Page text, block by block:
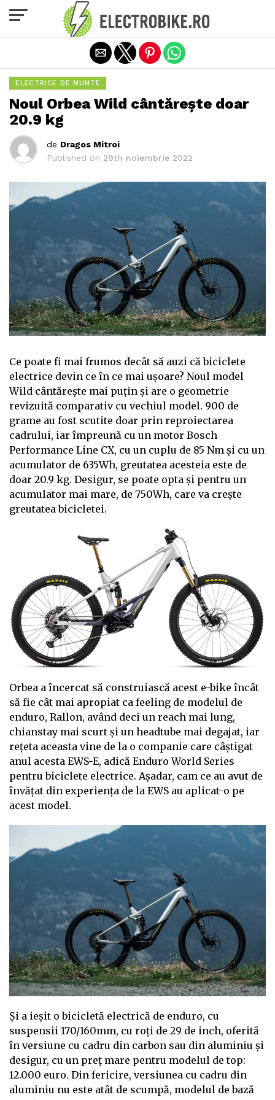
ELECTRICE DE MUNTE
Noul Orbea Wild cântărește doar
20.9 kg
de Dragos Mitroi
Published on 29th noiembrie 2022
Ce poate fi mai frumos decât să auzi că biciclete
electrice devin ce în ce mai ușoare? Noul model
Wild cântărește mai puțin și are o geometrie
revizuită comparativ cu vechiul model. 900 de
grame au fost scutite doar prin reproiectarea
cadrului, iar împreună cu un motor Bosch
Performance Line CX, cu un cuplu de 85 Nm și cu un
acumulator de 635Wh, greutatea acesteia este de
doar 20.9 kg. Desigur, se poate opta și pentru un
acumulator mai mare, de 750Wh, care va crește
greutatea bicicletei.
Orbea a încercat să construiască acest e-bike încât
să fie cât mai apropiat ca feeling de modelul de
enduro, Rallon, având deci un reach mai lung,
chianstay mai scurt și un headtube mai degajat, iar
rețeta aceasta vine de la o companie care câștigat
anul acesta EWS-E, adică Enduro World Series
pentru biciclete electrice. Așadar, cam ce au avut de
învățat din experiența de la EWS au aplicat-o pe
acest model.
Şi a ieșit o bicicletă electrică de enduro, cu
suspensii 170/160mm, cu roți de 29 de inch, oferită
în versiune cu cadru din carbon sau din aluminiu și
desigur, cu un preț mare pentru modelul de top:
12.000 euro. Din fericire, versiunea cu cadru din
aluminiu nu este atât de scumpă, modelul de bază
Exit mobile version